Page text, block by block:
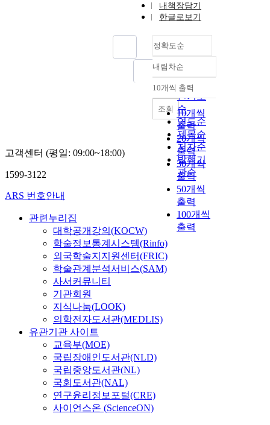
내책장담기
한글로보기
정확도순
정확도
순
인기도
순
연도순
제목순
저자순
발행기
관순
내림차순
내림차순
10개씩 출력
10개씩
출력
20개씩
출력
30개씩
출력
50개씩
출력
100개씩
출력
조회
고객센터 (평일: 09:00~18:00)
1599-3122
ARS 번호안내
관련누리집
대학공개강의(KOCW)
학술정보통계시스템(Rinfo)
외국학술지지원센터(FRIC)
학술관계분석서비스(SAM)
사서커뮤니티
기관회원
지식나눔(LOOK)
의학전자도서관(MEDLIS)
유관기관 사이트
교육부(MOE)
국립장애인도서관(NLD)
국립중앙도서관(NL)
국회도서관(NAL)
연구윤리정보포털(CRE)
사이언스온 (ScienceON)